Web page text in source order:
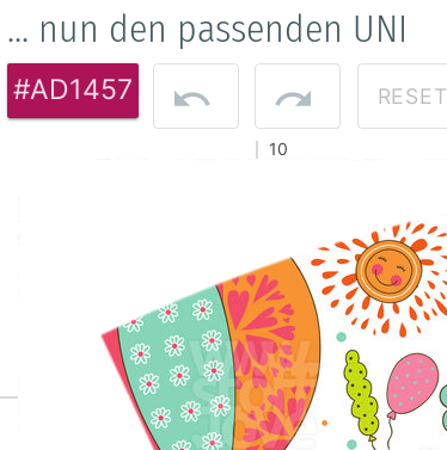
... nun den passenden UNI
#AD1457 RESET